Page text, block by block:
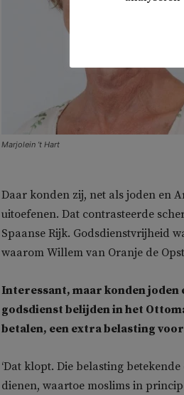
Marjolein ’t Hart
Daar konden zij, net als joden en
uitoefenen. Dat contrasteerde
Spaanse Rijk. Godsdienstvrijheid
waarom Willem van Oranje de
Interessant, maar konden joden
godsdienst belijden in het
betalen, een extra belasting
‘Dat klopt. Die belasting
dienen, waartoe moslims in